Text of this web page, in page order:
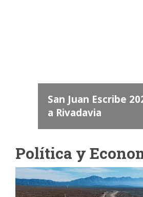
San Juan Escribe
a Rivadavia
Política y